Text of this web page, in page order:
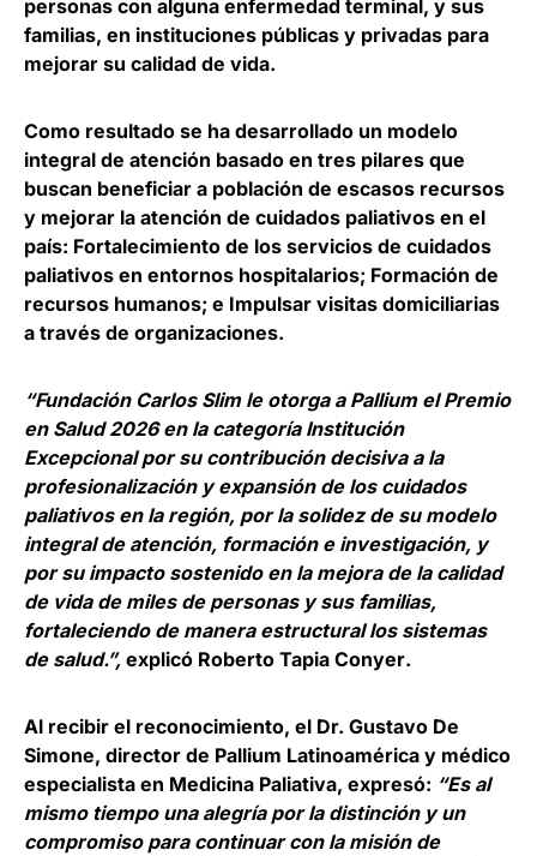
personas con alguna enfermedad terminal, y sus
familias, en instituciones públicas y privadas para
mejorar su calidad de vida.
Como resultado se ha desarrollado un modelo
integral de atención basado en tres pilares que
buscan beneficiar a población de escasos recursos
y mejorar la atención de cuidados paliativos en el
país: Fortalecimiento de los servicios de cuidados
paliativos en entornos hospitalarios; Formación de
recursos humanos; e Impulsar visitas domiciliarias
a través de organizaciones.
“Fundación Carlos Slim le otorga a Pallium el Premio
en Salud 2026 en la categoría Institución
Excepcional por su contribución decisiva a la
profesionalización y expansión de los cuidados
paliativos en la región, por la solidez de su modelo
integral de atención, formación e investigación, y
por su impacto sostenido en la mejora de la calidad
de vida de miles de personas y sus familias,
fortaleciendo de manera estructural los sistemas
de salud.”, explicó Roberto Tapia Conyer.
Al recibir el reconocimiento, el Dr. Gustavo De
Simone, director de Pallium Latinoamérica y médico
especialista en Medicina Paliativa, expresó: “Es al
mismo tiempo una alegría por la distinción y un
compromiso para continuar con la misión de